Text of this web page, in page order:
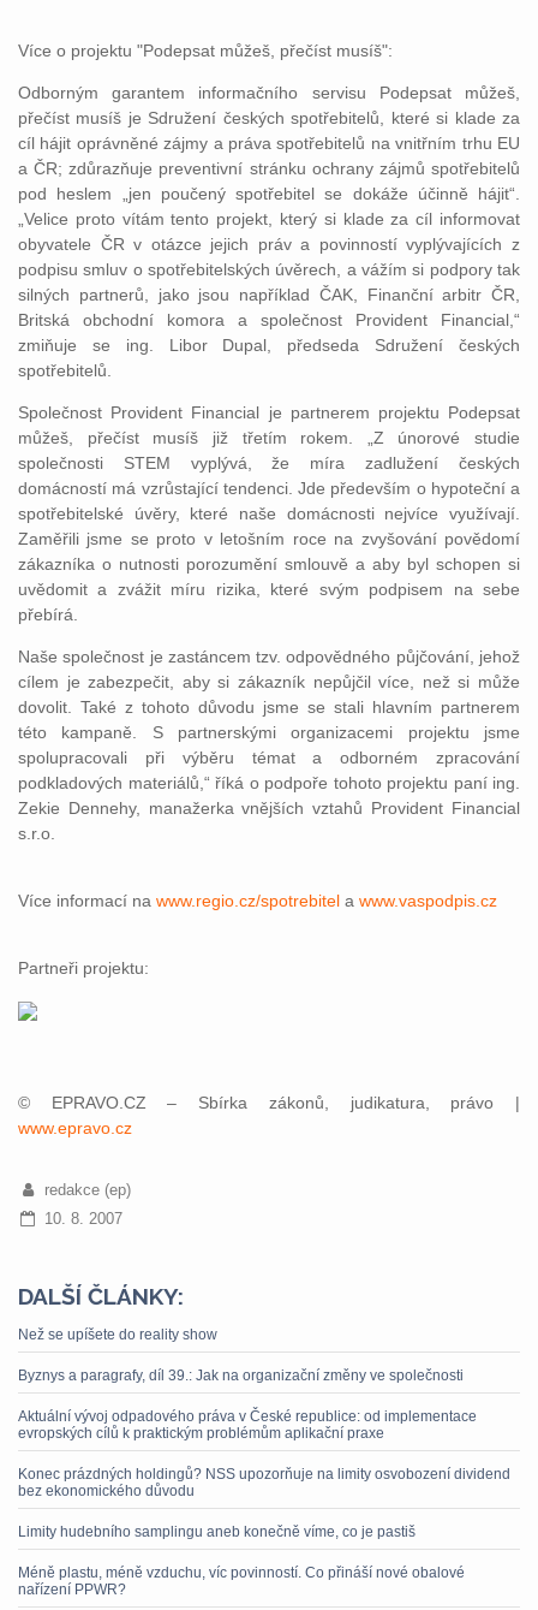
Více o projektu "Podepsat můžeš, přečíst musíš":
Odborným garantem informačního servisu Podepsat můžeš,
přečíst musíš je Sdružení českých spotřebitelů, které si klade za
cíl hájit oprávněné zájmy a práva spotřebitelů na vnitřním trhu EU
a ČR; zdůrazňuje preventivní stránku ochrany zájmů spotřebitelů
pod heslem „jen poučený spotřebitel se dokáže účinně hájit“.
„Velice proto vítám tento projekt, který si klade za cíl informovat
obyvatele ČR v otázce jejich práv a povinností vyplývajících z
podpisu smluv o spotřebitelských úvěrech, a vážím si podpory tak
silných partnerů, jako jsou například ČAK, Finanční arbitr ČR,
Britská obchodní komora a společnost Provident Financial,“
zmiňuje se ing. Libor Dupal, předseda Sdružení českých
spotřebitelů.
Společnost Provident Financial je partnerem projektu Podepsat
můžeš, přečíst musíš již třetím rokem. „Z únorové studie
společnosti STEM vyplývá, že míra zadlužení českých
domácností má vzrůstající tendenci. Jde především o hypoteční a
spotřebitelské úvěry, které naše domácnosti nejvíce využívají.
Zaměřili jsme se proto v letošním roce na zvyšování povědomí
zákazníka o nutnosti porozumění smlouvě a aby byl schopen si
uvědomit a zvážit míru rizika, které svým podpisem na sebe
přebírá.
Naše společnost je zastáncem tzv. odpovědného půjčování, jehož
cílem je zabezpečit, aby si zákazník nepůjčil více, než si může
dovolit. Také z tohoto důvodu jsme se stali hlavním partnerem
této kampaně. S partnerskými organizacemi projektu jsme
spolupracovali při výběru témat a odborném zpracování
podkladových materiálů,“ říká o podpoře tohoto projektu paní ing.
Zekie Dennehy, manažerka vnějších vztahů Provident Financial
s.r.o.
Více informací na www.regio.cz/spotrebitel a www.vaspodpis.cz
Partneři projektu:
© EPRAVO.CZ – Sbírka zákonů, judikatura, právo |
www.epravo.cz
redakce (ep)
10. 8. 2007
DALŠÍ ČLÁNKY:
Než se upíšete do reality show
Byznys a paragrafy, díl 39.: Jak na organizační změny ve společnosti
Aktuální vývoj odpadového práva v České republice: od implementace
evropských cílů k praktickým problémům aplikační praxe
Konec prázdných holdingů? NSS upozorňuje na limity osvobození dividend
bez ekonomického důvodu
Limity hudebního samplingu aneb konečně víme, co je pastiš
Méně plastu, méně vzduchu, víc povinností. Co přináší nové obalové
nařízení PPWR?